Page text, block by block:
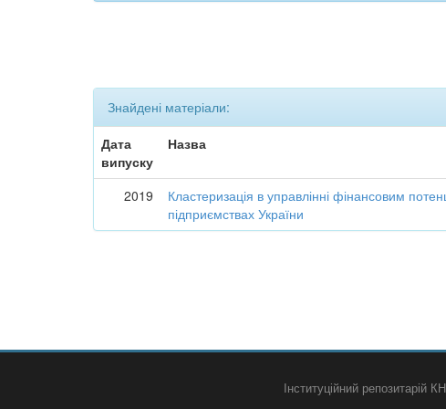
Знайдені матеріали:
Дата
випуску
Назва
2019
Кластеризація в управлінні фінансовим
підприємствах України
Інституційний репозитарій